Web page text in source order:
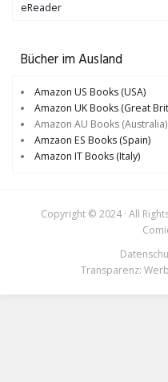
eReader
Bücher im Ausland
Amazon US Books (USA)
Amazon UK Books (Great
Amazon AU Books (Australia)
Amzaon ES Books (Spain)
Amazon IT Books (Italy)
Copyright © 2024 · All
Transparenz: